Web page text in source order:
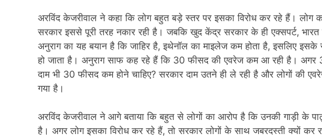
अरविंद केजरीवाल ने कहा कि लोग बहुत बड़े स्तर पर इसका विरोध कर रहे हैं।
सरकार इससे पूरी तरह नकार रही है। जबकि खुद केंद्र सरकार के ही एक्सपर्ट,
अनुराग का यह बयान है कि जाहिर है, इथेनॉल का माइलेज कम होता है, इसलिए
हो जाता है। अनुराग साफ कह रहे हैं कि 30 फीसद की एवरेज कम आ रही है।
दाम भी 30 फीसद कम होने चाहिए? सरकार दाम उतने ही ले रही है और लोगों की
गया है।
अरविंद केजरीवाल ने आगे बताया कि बहुत से लोगों का आरोप है कि उनकी गाड़ी के
है। अगर लोग इसका विरोध कर रहे हैं, तो सरकार लोगों के साथ जबरदस्ती क्यों कर